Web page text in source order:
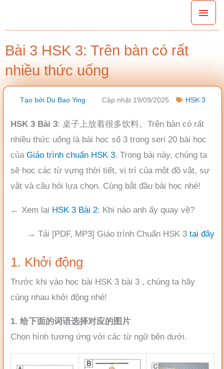
dung
Bài 3 HSK 3: Trên bàn có rất
nhiều thức uống
Tạo bởi Du Bao Ying Cập nhật 19/09/2025 HSK 3
HSK 3 Bài 3: 桌子上放着很多饮料。Trên bàn có rất
nhiều thức uống là bài học số 3 trong seri 20 bài học
của Giáo trình chuẩn HSK 3. Trong bài này, chúng ta
sẽ học các từ vựng thời tiết, vị trí của một đồ vật, sự
vật và câu hỏi lựa chọn. Cùng bắt đầu bài học nhé!
← Xem lại HSK 3 Bài 2: Khi nào anh ấy quay về?
→ Tải [PDF, MP3] Giáo trình Chuẩn HSK 3 tại đây
1. Khởi động
Trước khi vào học bài HSK 3 bài 3 , chúng ta hãy
cùng nhau khởi động nhé!
1. 给下面的词语选择对应的图片
Chọn hình tương ứng với các từ ngữ bên dưới.